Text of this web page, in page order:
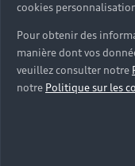
cookies
Pour obtenir des
manière dont vos
veuillez consulter notre
notre Politique sur les